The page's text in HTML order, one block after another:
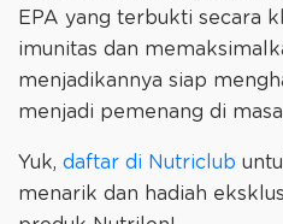
EPA yang terbukti secara
imunitas dan
menjadikannya siap
menjadi pemenang di
Yuk, daftar di Nutriclub
menarik dan hadiah